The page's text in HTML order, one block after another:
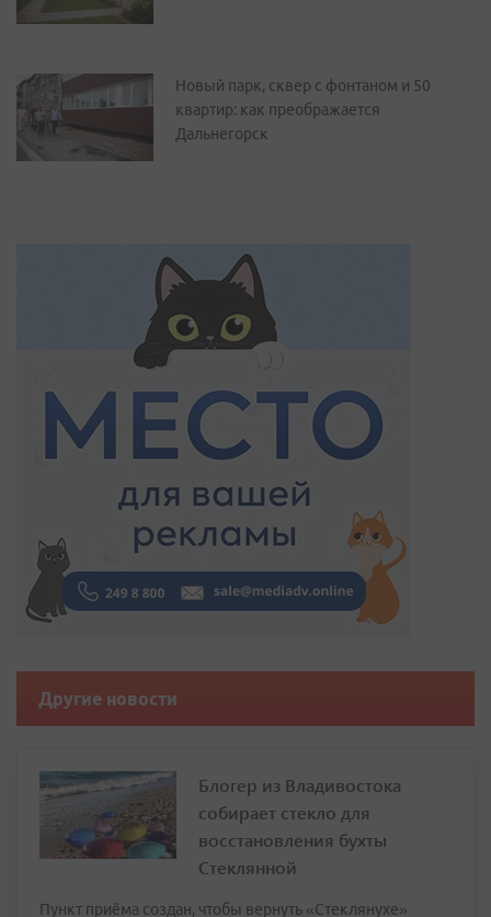
Новый парк, сквер с фонтаном и 50
квартир: как преображается
Дальнегорск
Другие новости
Блогер из Владивостока
собирает стекло для
восстановления бухты
Стеклянной
Пункт приёма создан, чтобы вернуть «Стеклянухе»